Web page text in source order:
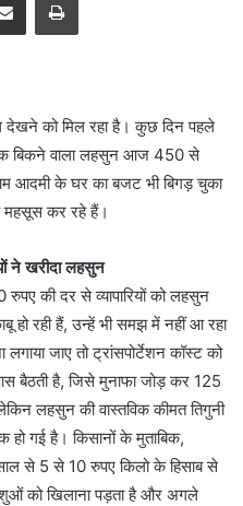
को मिल रहा है। कुछ दिन पहले
बिकने वाला लहसुन आज 450 से
आदमी के घर का बजट भी बिगड़ चुका
महसूस कर रहे हैं।
ने खरीदा लहसुन
की दर से व्यापारियों को लहसुन
रही हैं, उन्हें भी समझ में नहीं आ रहा
जाए तो ट्रांसपोर्टेशन कॉस्ट को
बैठती है, जिसे मुनाफा जोड़ कर 125
लहसुन की वास्तविक कीमत तिगुनी
गई है। किसानों के मुताबिक,
से 5 से 10 रुपए किलो के हिसाब से
को खिलाना पड़ता है और अगले